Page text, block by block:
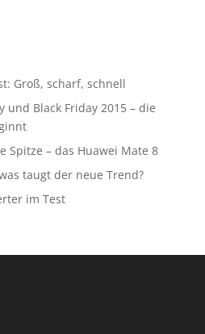
Groß, scharf, schnell
und Black Friday 2015 – die
Spitze – das Huawei Mate 8
taugt der neue Trend?
im Test